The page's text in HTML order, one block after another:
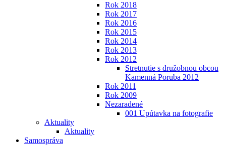
Rok 2018
Rok 2017
Rok 2016
Rok 2015
Rok 2014
Rok 2013
Rok 2012
Stretnutie s družobnou obcou
Kamenná Poruba 2012
Rok 2011
Rok 2009
Nezaradené
001 Upútavka na fotografie
Aktuality
Aktuality
Samospráva